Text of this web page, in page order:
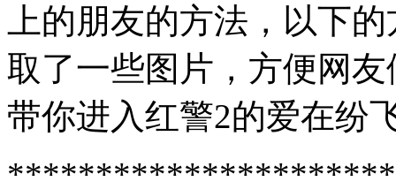
上的朋友的方法，以下
取了一些图片，方便网
带你进入红警2的爱在纷